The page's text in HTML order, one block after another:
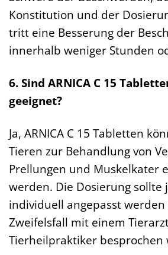
Konstitution und der
tritt eine Besserung der
innerhalb weniger Stunden
6. Sind ARNICA C 15
geeignet?
Ja, ARNICA C 15 Tabletten
Tieren zur Behandlung von
Prellungen und Muskelkater
werden. Die Dosierung sollte
individuell angepasst
Zweifelsfall mit einem
Tierheilpraktiker besprochen